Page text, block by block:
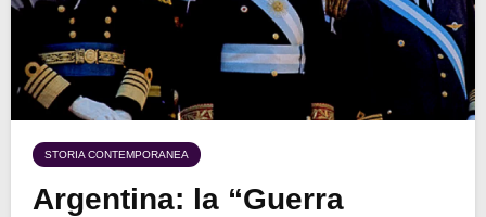
STORIA CONTEMPORANEA
Argentina: la “Guerra